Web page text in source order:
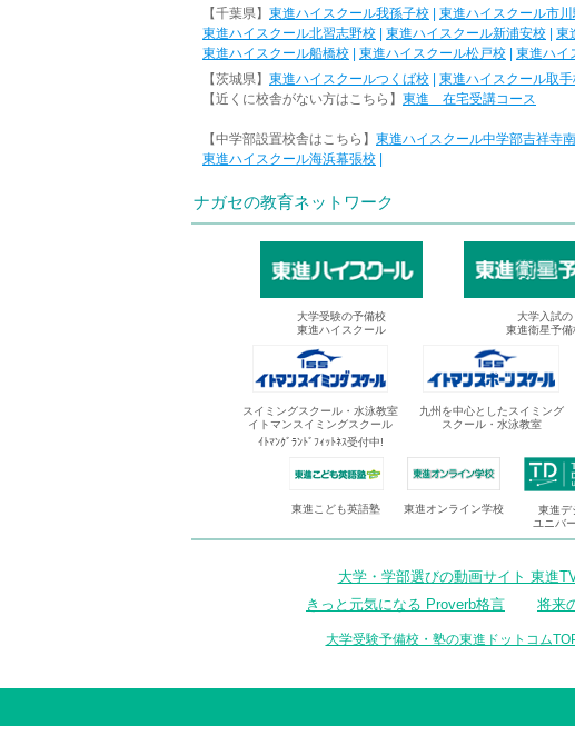
【千葉県】 東進ハイスクール我孫子校 東進ハイスクール市
東進ハイスクール北習志野校
東進ハイスクール新浦安校 東
東進ハイスクール船橋校
東進ハイスクール松戸校 東進ハイ
【茨城県】 東進ハイスクールつくば校 東進ハイスクール取
【近くに校舎がない方はこちら】 東進 在宅受講コース
【中学部設置校舎はこちら】 東進ハイスクール中学部吉祥寺
東進ハイスクール海浜幕張校
ナガセの教育ネットワーク
大学受験の予備校
東進ハイスクール
大学入試の
東進衛星予備
スイミングスクール・水泳教室
イトマンスイミングスクール
ｲﾄﾏﾝｸﾞﾗﾝﾄﾞﾌｨｯﾄﾈｽ受付中!
九州を中心としたスイミング
スクール・水泳教室
東進こども英語塾 東進オンライン学校
東進デ
ユニバ
大学・学部選びの動画サイト 東進
きっと元気になる Proverb格言
将来
大学受験予備校・塾の東進ドットコム